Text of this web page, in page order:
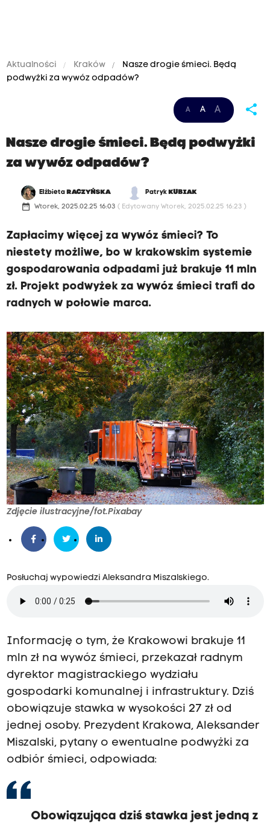
Aktualności Kraków
Nasze drogie śmieci. Będą
podwyżki za wywóz odpadów?
A A A share
Nasze drogie śmieci. Będą podwyżki
za wywóz odpadów?
Elżbieta RACZYŃSKA Patryk KUBIAK
date_range Wtorek, 2025.02.25 16:03 ( Edytowany Wtorek, 2025.02.25 16:23 )
Zapłacimy więcej za wywóz śmieci? To
niestety możliwe, bo w krakowskim systemie
gospodarowania odpadami już brakuje 11 mln
zł. Projekt podwyżek za wywóz śmieci trafi do
radnych w połowie marca.
Zdjęcie ilustracyjne/fot.Pixabay
Posłuchaj wypowiedzi Aleksandra Miszalskiego.
Informację o tym, że Krakowowi brakuje 11
mln zł na wywóz śmieci, przekazał radnym
dyrektor magistrackiego wydziału
gospodarki komunalnej i infrastruktury. Dziś
obowiązuje stawka w wysokości 27 zł od
jednej osoby. Prezydent Krakowa, Aleksander
Miszalski, pytany o ewentualne podwyżki za
odbiór śmieci, odpowiada:
Obowiązująca dziś stawka jest jedną z